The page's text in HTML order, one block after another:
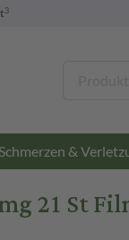
3
Schmerzen &
21 St